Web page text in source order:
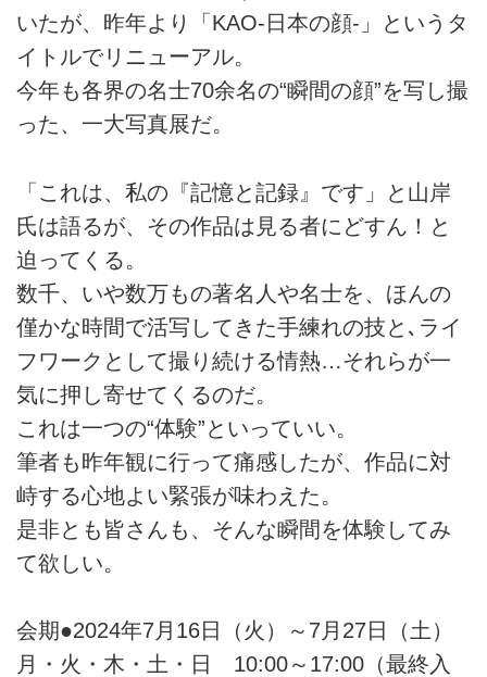
いたが、昨年より「KAO-日本の顔-」というタ
イトルでリニューアル。
今年も各界の名士70余名の“瞬間の顔”を写し撮
った、一大写真展だ。
「これは、私の『記憶と記録』です」と山岸
氏は語るが、その作品は見る者にどすん！と
迫ってくる。
数千、いや数万もの著名人や名士を、ほんの
僅かな時間で活写してきた手練れの技と､ライ
フワークとして撮り続ける情熱…それらが一
気に押し寄せてくるのだ。
これは一つの“体験”といっていい。
筆者も昨年観に行って痛感したが、作品に対
峙する心地よい緊張が味わえた。
是非とも皆さんも、そんな瞬間を体験してみ
て欲しい。
会期●2024年7月16日（火）～7月27日（土）
月・火・木・土・日 10:00～17:00（最終入